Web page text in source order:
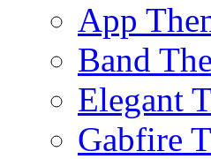
App
Band
Elegant
Gabfire